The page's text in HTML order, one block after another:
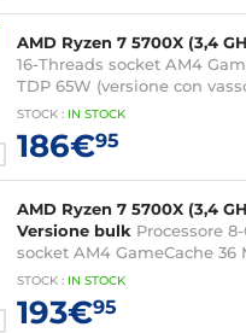
AMD Ryzen 7 5700X (3,4
16-Threads socket AM4
TDP 65W (versione con
di garanzia del produttore)
STOCK : IN STOCK
186€95
AMD Ryzen 7 5700X (3,4
Versione bulk Processore
socket AM4 GameCache 36
(versione bulk con ventola -
produttore 3 anni)
STOCK : IN STOCK
193€95